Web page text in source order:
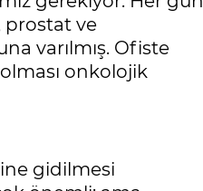
prostat ve
varılmış. Ofiste
onkolojik
gidilmesi